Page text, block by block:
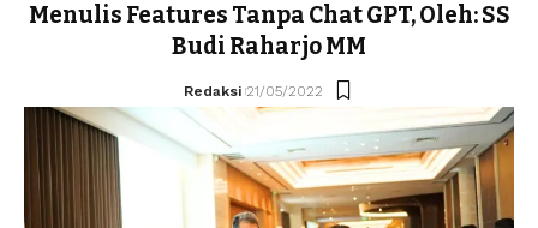
Menulis Features Tanpa Chat GPT, Oleh: SS
Budi Raharjo MM
Redaksi 21/05/2022